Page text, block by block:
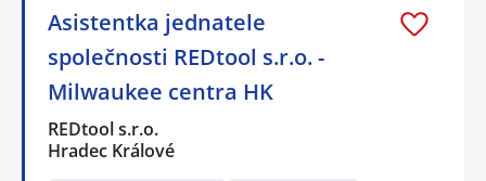
Asistentka jednatele
společnosti REDtool s.r.o. -
Milwaukee centra HK
REDtool s.r.o.
Hradec Králové